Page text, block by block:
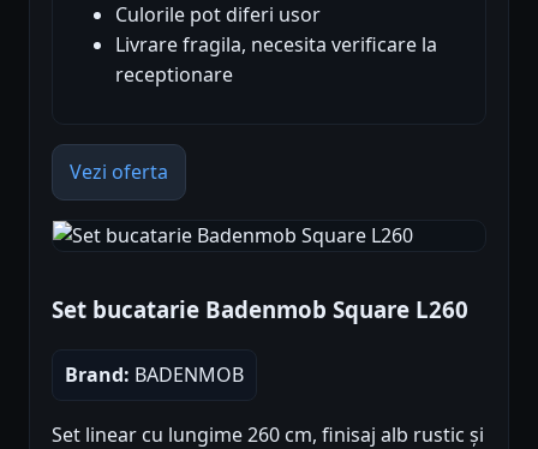
Culorile pot diferi usor
Livrare fragila, necesita verificare la
receptionare
Vezi oferta
Set bucatarie Badenmob Square L260
Brand: BADENMOB
Set linear cu lungime 260 cm, finisaj alb rustic și